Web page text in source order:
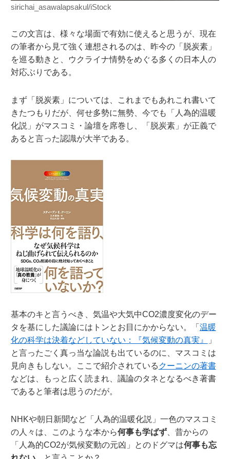
sirichai_asawalapsakul/iStock
この文言は、様々な場面で有効に使えると思うが、現在
の筆者から見て強く連想されるのは、昨今の「脱炭素」
を巡る動きと、ウクライナ情勢をめぐる多くの日本人の
対応ぶりである。
まず「脱炭素」については、これまでもあれこれ書いて
きたつもりだが、何せ多勢に無勢、今でも「人為的温暖
化説」がマスコミ・論壇を席巻し、「脱炭素」が正義で
あると言った認識が大半である。
基本のキと言うべき、気温や大気中CO2濃度変化のデー
タを基にした議論にはトンとお目にかからない。「 温暖
化の科学は決着などしていない：『気候変動の真実』
」
と言ったごく真っ当な論説も出ているのに、マスコミは
見向きもしない。ここで紹介されている クーニンの著書
などは、もっと広く読まれ、議論のタネとなるべき著書
であると筆者は思うのだが。
NHKや朝日新聞など「人為的温暖化説」一色のマスコミ
の人々は、このような本から何事も学ばず、昔からの
「人為的CO2が気候変動の元凶」とのドグマは何事も忘